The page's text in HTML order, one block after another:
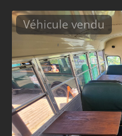
Véhicule vendu